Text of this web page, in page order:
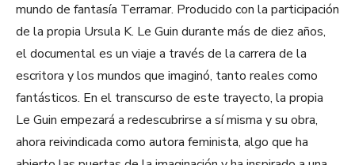
mundo de fantasía Terramar. Producido con la participación
de la propia Ursula K. Le Guin durante más de diez años,
el documental es un viaje a través de la carrera de la
escritora y los mundos que imaginó, tanto reales como
fantásticos. En el transcurso de este trayecto, la propia
Le Guin empezará a redescubrirse a sí misma y su obra,
ahora reivindicada como autora feminista, algo que ha